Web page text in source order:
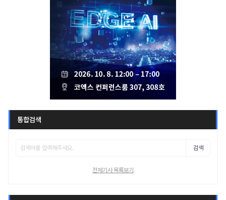
통합검색
검색
전체기사 목록보기